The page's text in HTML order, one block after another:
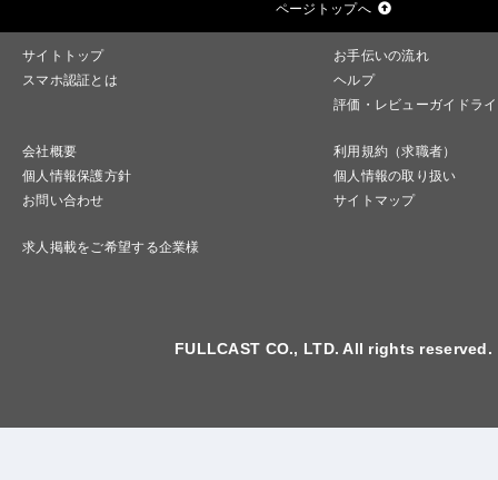
ページトップへ
サイトトップ
お手伝いの流れ
スマホ認証とは
ヘルプ
評価・レビューガイドラ
会社概要
利用規約（求職者）
個人情報保護方針
個人情報の取り扱い
お問い合わせ
サイトマップ
求人掲載をご希望する企業様
FULLCAST CO., LTD. All rights reserved.